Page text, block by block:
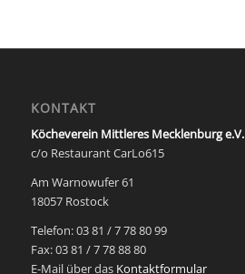
KONTAKT
Köcheverein Mittleres Mecklenburg e.V.
c/o Restaurant CarLo615
Am Warnowufer 61
18057 Rostock
Telefon: 03 81 / 7 78 80 99
Fax: 03 81 / 7 78 88 80
E-Mail über das Kontaktformular